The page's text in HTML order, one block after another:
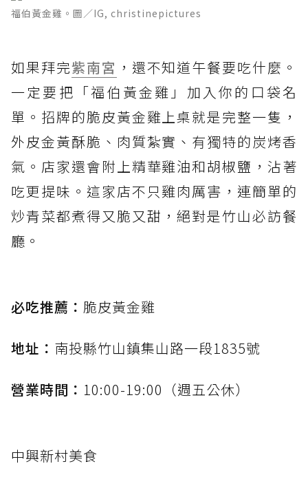
福伯黃金雞。圖／IG, christinepictures
如果拜完紫南宮 ，還不知道午餐要吃什麼。
一定要把「福伯黃金雞」加入你的口袋名
單。招牌的脆皮黃金雞上桌就是完整一隻，
外皮金黃酥脆、肉質紮實、有獨特的炭烤香
氣。店家還會附上精華雞油和胡椒鹽，沾著
吃更提味。這家店不只雞肉厲害，連簡單的
炒青菜都煮得又脆又甜，絕對是竹山必訪餐
廳。
必吃推薦： 脆皮黃金雞
地址： 南投縣竹山鎮集山路一段1835號
營業時間： 10:00-19:00（週五公休）
中興新村美食